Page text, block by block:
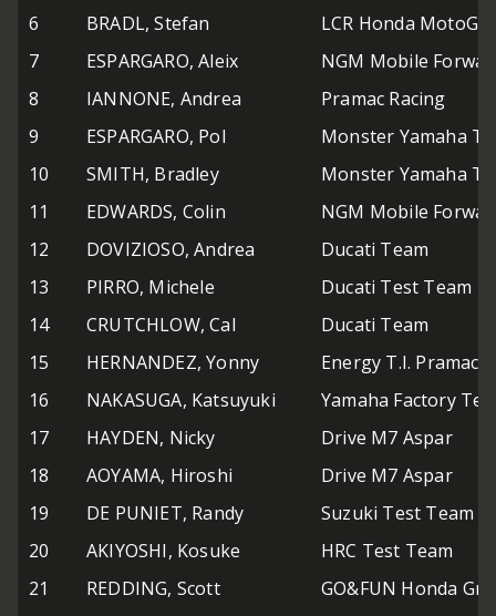
6
BRADL, Stefan
LCR Honda MotoGP
7
ESPARGARO, Aleix
NGM Mobile
8
IANNONE, Andrea
Pramac Racing
9
ESPARGARO, Pol
Monster Yamaha
10
SMITH, Bradley
Monster Yamaha
11
EDWARDS, Colin
NGM Mobile
12
DOVIZIOSO, Andrea
Ducati Team
13
PIRRO, Michele
Ducati Test Team
14
CRUTCHLOW, Cal
Ducati Team
15
HERNANDEZ, Yonny
Energy T.I. Pramac
16
NAKASUGA, Katsuyuki
Yamaha Factory
17
HAYDEN, Nicky
Drive M7 Aspar
18
AOYAMA, Hiroshi
Drive M7 Aspar
19
DE PUNIET, Randy
Suzuki Test Team
20
AKIYOSHI, Kosuke
HRC Test Team
21
REDDING, Scott
GO&FUN Honda